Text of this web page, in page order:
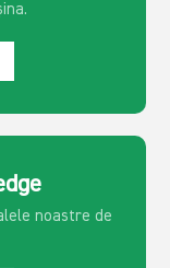
noastre de